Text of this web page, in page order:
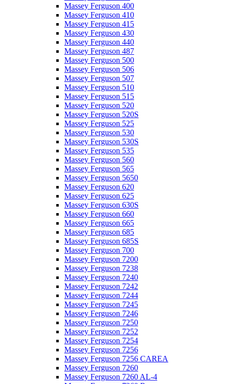
Massey Ferguson 400
Massey Ferguson 410
Massey Ferguson 415
Massey Ferguson 430
Massey Ferguson 440
Massey Ferguson 487
Massey Ferguson 500
Massey Ferguson 506
Massey Ferguson 507
Massey Ferguson 510
Massey Ferguson 515
Massey Ferguson 520
Massey Ferguson 520S
Massey Ferguson 525
Massey Ferguson 530
Massey Ferguson 530S
Massey Ferguson 535
Massey Ferguson 560
Massey Ferguson 565
Massey Ferguson 5650
Massey Ferguson 620
Massey Ferguson 625
Massey Ferguson 630S
Massey Ferguson 660
Massey Ferguson 665
Massey Ferguson 685
Massey Ferguson 685S
Massey Ferguson 700
Massey Ferguson 7200
Massey Ferguson 7238
Massey Ferguson 7240
Massey Ferguson 7242
Massey Ferguson 7244
Massey Ferguson 7245
Massey Ferguson 7246
Massey Ferguson 7250
Massey Ferguson 7252
Massey Ferguson 7254
Massey Ferguson 7256
Massey Ferguson 7256 CAREA
Massey Ferguson 7260
Massey Ferguson 7260 AL-4